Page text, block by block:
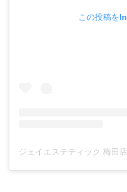
この投稿を